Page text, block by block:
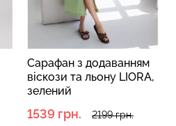
Сарафан з додаванням
віскози та льону LIORA,
зелений
1539 грн. 2199 грн.